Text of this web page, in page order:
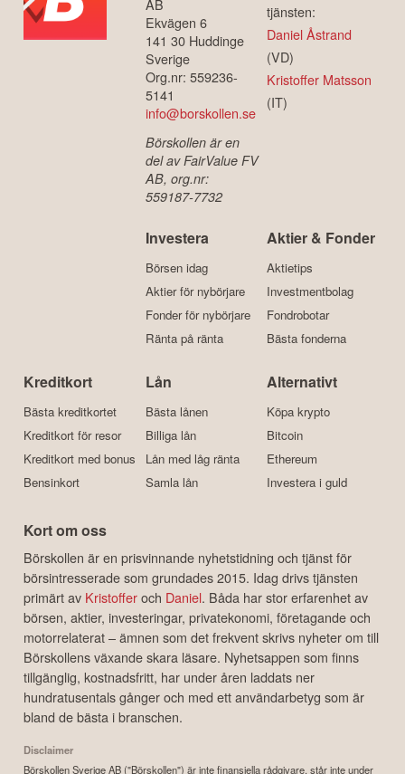
Ekvägen 6
141 30 Huddinge
Sverige
Org.nr: 559236-
5141
info@borskollen.se
Börskollen är en
del av FairValue FV
AB, org.nr:
559187-7732
tjänsten:
Daniel Åstrand
(VD)
Kristoffer Matsson
(IT)
Investera
Börsen idag
Aktier för nybörjare
Fonder för nybörjare
Ränta på ränta
Aktier & Fonder
Aktietips
Investmentbolag
Fondrobotar
Bästa fonderna
Kreditkort
Bästa kreditkortet
Kreditkort för resor
Kreditkort med bonus
Bensinkort
Lån
Bästa lånen
Billiga lån
Lån med låg ränta
Samla lån
Alternativt
Köpa krypto
Bitcoin
Ethereum
Investera i guld
Kort om oss
Börskollen är en prisvinnande nyhetstidning och tjänst för
börsintresserade som grundades 2015. Idag drivs tjänsten
primärt av Kristofferoch Daniel. Båda har stor erfarenhet av
börsen, aktier, investeringar, privatekonomi, företagande och
motorrelaterat – ämnen som det frekvent skrivs nyheter om till
Börskollens växande skara läsare. Nyhetsappen som finns
tillgänglig, kostnadsfritt, har under åren laddats ner
hundratusentals gånger och med ett användarbetyg som är
bland de bästa i branschen.
Disclaimer
Börskollen Sverige AB ("Börskollen") är inte finansiella rådgivare, står inte under